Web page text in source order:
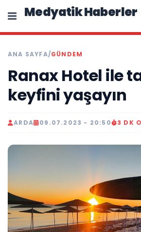
Medyatik Haberler
ANA SAYFA/GÜNDEM
Ranax Hotel ile
keyfini yaşayın
ARDA 09.07.2023 - 20:50 3 DK